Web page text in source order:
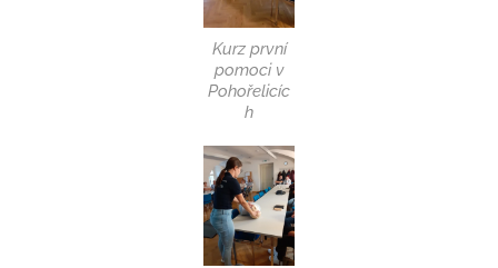
Kurz první
pomoci v
Pohořelicíc
h